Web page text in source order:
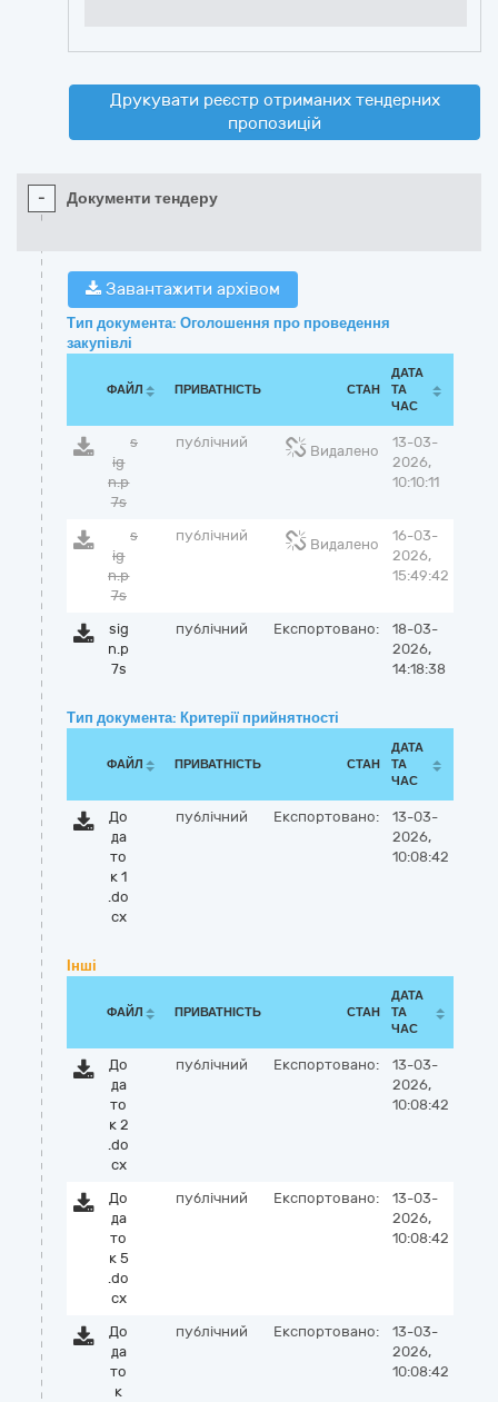
Друкувати реєстр отриманих тендерних
пропозицій
- Документи тендеру
Завантажити архівом
Тип документа: Оголошення про проведення
закупівлі
ФАЙЛ ПРИВАТНІСТЬ СТАН
ДАТА
ТА
ЧАС
s
ig
n.p
7s
публічний
Видалено
13-03-
2026,
10:10:11
s
ig
n.p
7s
публічний
Видалено
16-03-
2026,
15:49:42
sig
n.p
7s
публічний Експортовано:
18-03-
2026,
14:18:38
Тип документа: Критерії прийнятності
ФАЙЛ ПРИВАТНІСТЬ СТАН
ДАТА
ТА
ЧАС
До
да
то
к 1
.do
cx
публічний Експортовано:
13-03-
2026,
10:08:42
Інші
ФАЙЛ ПРИВАТНІСТЬ СТАН
ДАТА
ТА
ЧАС
До
да
то
к 2
.do
cx
публічний Експортовано:
13-03-
2026,
10:08:42
До
да
то
к 5
.do
cx
публічний Експортовано:
13-03-
2026,
10:08:42
До
да
то
к
публічний Експортовано:
13-03-
2026,
10:08:42